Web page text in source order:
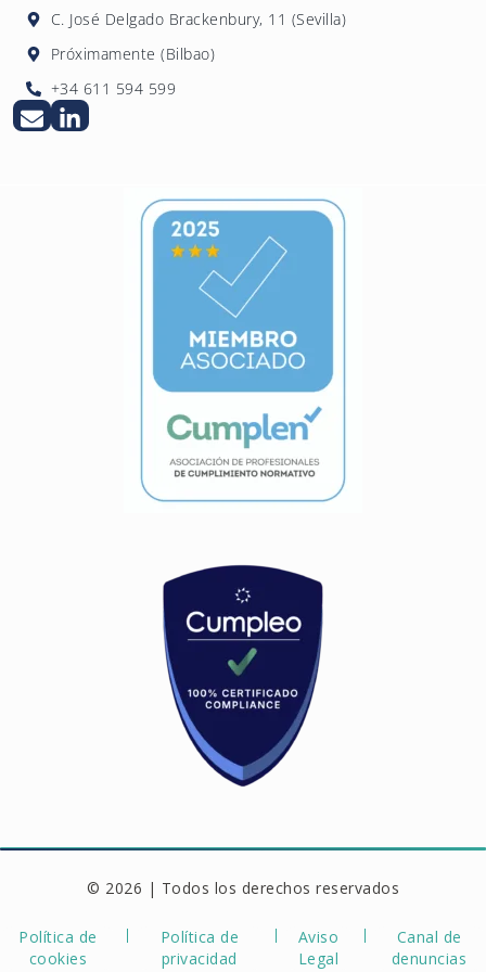
C. José Delgado Brackenbury, 11 (Sevilla)
Próximamente (Bilbao)
+34 611 594 599
© 2026 | Todos los derechos reservados
Política de
cookies
Política de
privacidad
Aviso
Legal
Canal de
denuncias